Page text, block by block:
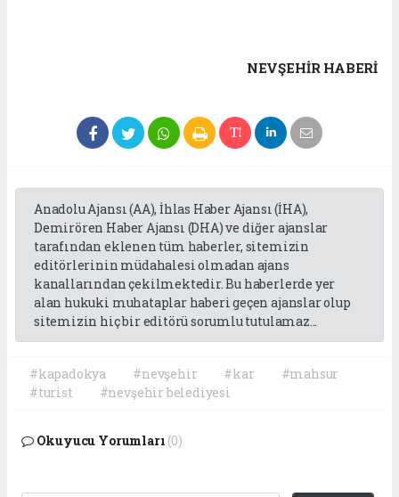
NEVŞEHIR HABERİ
Anadolu Ajansı (AA), İhlas Haber Ajansı (İHA),
Demirören Haber Ajansı (DHA) ve diğer ajanslar
tarafından eklenen tüm haberler, sitemizin
editörlerinin müdahalesi olmadan ajans
kanallarından çekilmektedir. Bu haberlerde yer
alan hukuki muhataplar haberi geçen ajanslar olup
sitemizin hiç bir editörü sorumlu tutulamaz...
#kapadokya #nevşehir #kar
#mahsur
#turist
#nevşehir belediyesi
Okuyucu Yorumları (0)